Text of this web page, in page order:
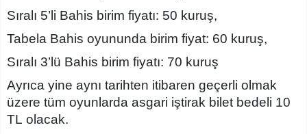
Sıralı 5’li Bahis birim fiyatı: 50 kuruş,
Tabela Bahis oyununda birim fiyat: 60 kuruş,
Sıralı 3’lü Bahis birim fiyatı: 70 kuruş
Ayrıca yine aynı tarihten itibaren geçerli olmak
üzere tüm oyunlarda asgari iştirak bilet bedeli 10
TL olacak.